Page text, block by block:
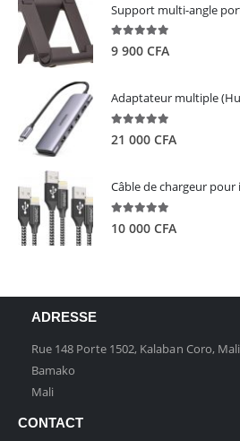
5.00out of 5
9 900 CFA
5.00out of 5
21 000 CFA
5.00out of 5
10 000 CFA
ADRESSE
Rue 148 Porte 1502, Kalaban Coro, Mali
Bamako
Mali
CONTACT